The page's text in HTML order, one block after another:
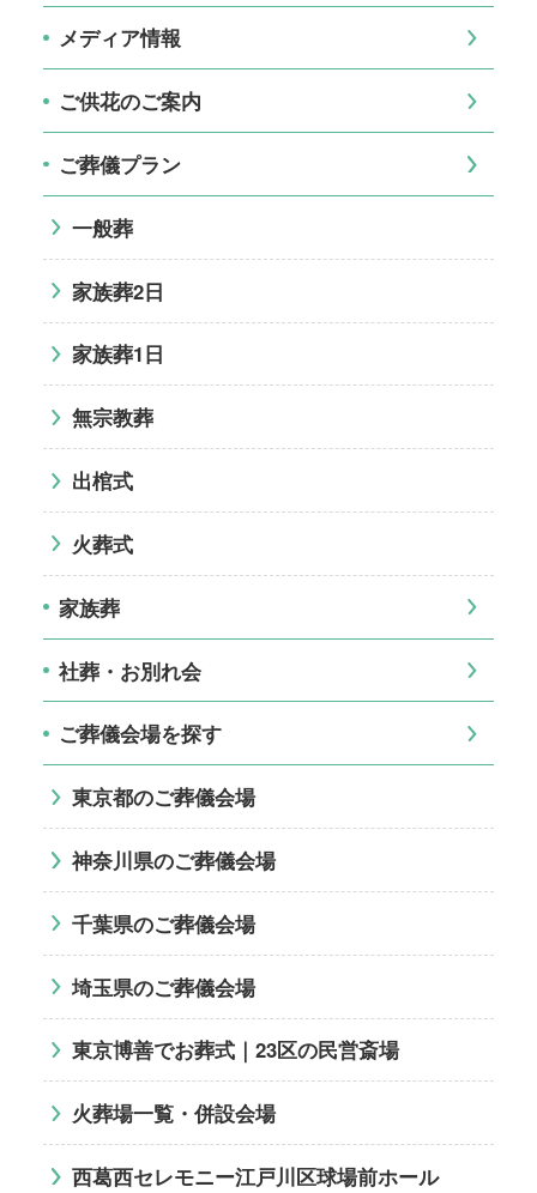
メディア情報
ご供花のご案内
ご葬儀プラン
一般葬
家族葬2日
家族葬1日
無宗教葬
出棺式
火葬式
家族葬
社葬・お別れ会
ご葬儀会場を探す
東京都のご葬儀会場
神奈川県のご葬儀会場
千葉県のご葬儀会場
埼玉県のご葬儀会場
東京博善でお葬式｜23区の民営斎場
火葬場一覧・併設会場
西葛西セレモニー江戸川区球場前ホール